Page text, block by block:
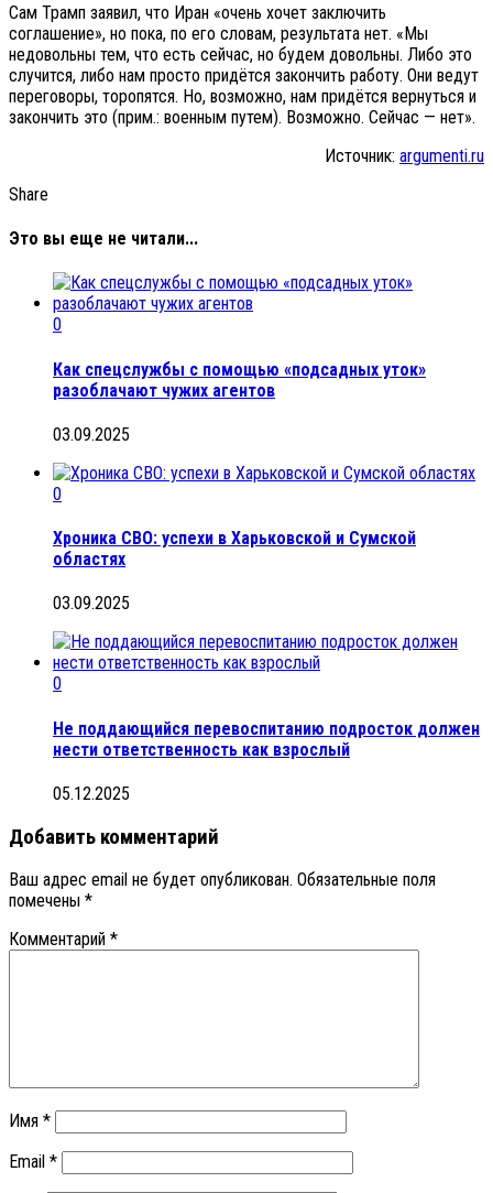
Сам Трамп заявил, что Иран «очень хочет заключить
соглашение», но пока, по его словам, результата нет. «Мы
недовольны тем, что есть сейчас, но будем довольны. Либо это
случится, либо нам просто придётся закончить работу. Они ведут
переговоры, торопятся. Но, возможно, нам придётся вернуться и
закончить это (прим.: военным путем). Возможно. Сейчас — нет».
Источник: argumenti.ru
Share
Это вы еще не читали...
0
Как спецслужбы с помощью «подсадных уток»
разоблачают чужих агентов
03.09.2025
0
Хроника СВО: успехи в Харьковской и Сумской
областях
03.09.2025
0
Не поддающийся перевоспитанию подросток должен
нести ответственность как взрослый
05.12.2025
Добавить комментарий
Ваш адрес email не будет опубликован. Обязательные поля
помечены *
Комментарий *
Имя *
Email *